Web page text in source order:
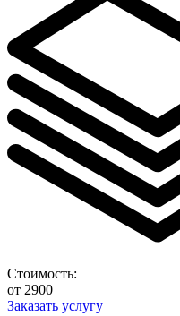
Стоимость:
от 2900
Заказать услугу